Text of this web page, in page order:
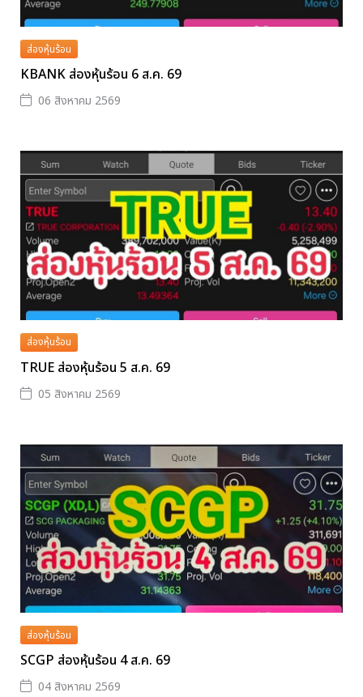
ส่องหุ้นร้อน
KBANK ส่องหุ้นร้อน 6 ส.ค. 69
06 สิงหาคม 2569
ส่องหุ้นร้อน
TRUE ส่องหุ้นร้อน 5 ส.ค. 69
05 สิงหาคม 2569
ส่องหุ้นร้อน
SCGP ส่องหุ้นร้อน 4 ส.ค. 69
04 สิงหาคม 2569